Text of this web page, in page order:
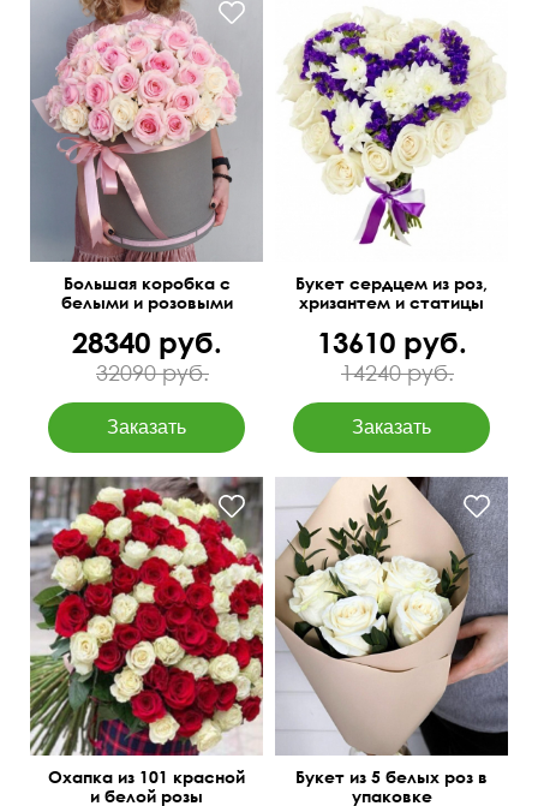
Получатель точно будет в
восторге!
Большая коробка с
белыми и розовыми
28340 руб.
32090 руб.
50 см 35 см
Букет сердцем из роз,
хризантем и статицы
13610 руб.
14240 руб.
Доставим в день заказа
Охапка из 101 красной
и белой розы
50 см 15 см
Букет из 5 белых роз в
упаковке